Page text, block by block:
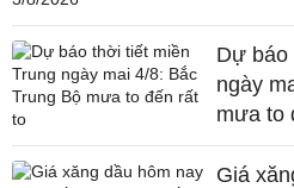
Dự báo
ngày
mưa to
Giá